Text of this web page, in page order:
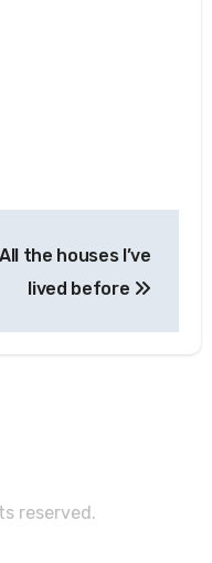
All the houses I’ve
lived before
reserved.